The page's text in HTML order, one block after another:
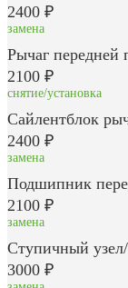
2400 ₽
замена
Рычаг передней
2100 ₽
снятие/установка
Сайлентблок
2400 ₽
замена
Подшипник
2100 ₽
замена
Ступичный
3000 ₽